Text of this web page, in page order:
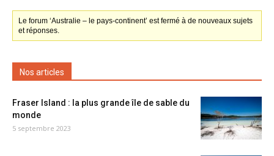
Le forum ‘Australie – le pays-continent’ est fermé à de nouveaux sujets
et réponses.
Nos articles
Fraser Island : la plus grande île de sable du
monde
5 septembre 2023